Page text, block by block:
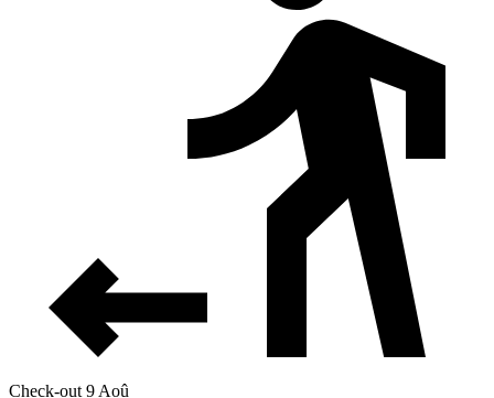
Check-out 9 Aoû